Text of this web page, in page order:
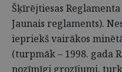
Šķīrējtiesas
Jaunais reglaments).
iepriekš vairākos
(turpmāk – 1998. gada
nozīmīgi grozījumi,